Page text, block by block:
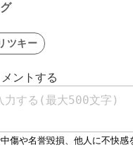
ツキー